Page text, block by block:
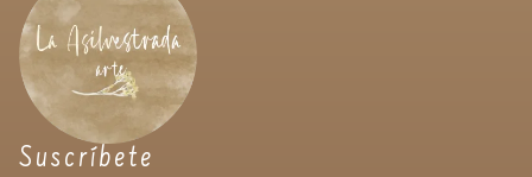
Suscríbete